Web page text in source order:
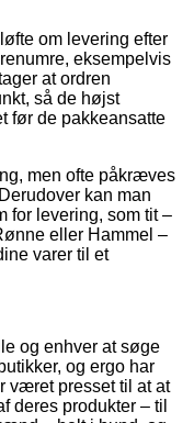
om levering efter
eksempelvis
at ordren
så de højst
før de pakkeansatte
men ofte påkræves
kan man
for levering, som tit –
eller Hammel –
varer til et
og enhver at søge
og ergo har
været presset til at at
deres produkter – til